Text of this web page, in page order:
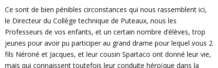
Ce sont de bien pénibles circonstances qui nous rassemblent ici,
le Directeur du Collège technique de Puteaux, nous les
Professeurs de vos enfants, et un certain nombre d’élèves, trop
jeunes pour avoir pu participer au grand drame pour lequel vous 2
fils Néroné et Jacques, et leur cousin Spartaco ont donné leur vie,
mais qui connaissent toutefois leur conduite héroïque dans la